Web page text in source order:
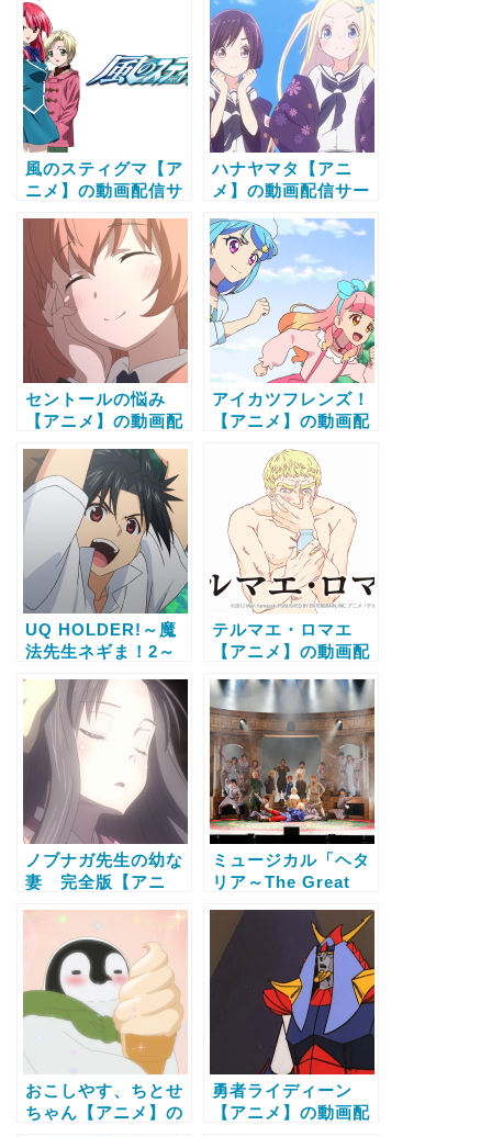
有大包囲網をかわ
せ！！【アニメ】の
動画配信サービス比
較と無料で全話視聴
する方法
較と無料で全話視聴
する方法
風のスティグマ【ア
ニメ】の動画配信サ
全話視聴する方法
ハナヤマタ【アニ
メ】の動画配信サー
話視聴する方法
セントールの悩み
【アニメ】の動画配
料で全話視聴する方
法
アイカツフレンズ！
【アニメ】の動画配
料で全話視聴する方
UQ HOLDER!～魔
法先生ネギま！2～
信サービス比較と無
料で全話視聴する方
法
テルマエ・ロマエ
【アニメ】の動画配
料で全話視聴する方
法
ノブナガ先生の幼な
妻 完全版【アニ
ビス比較と無料で全
話視聴する方法
ミュージカル「ヘタ
リア～The Great
メ】の動画配信サー
ビス比較と無料で全
話視聴する方法
おこしやす、ちとせ
ちゃん【アニメ】の
勇者ライディーン
【アニメ】の動画配